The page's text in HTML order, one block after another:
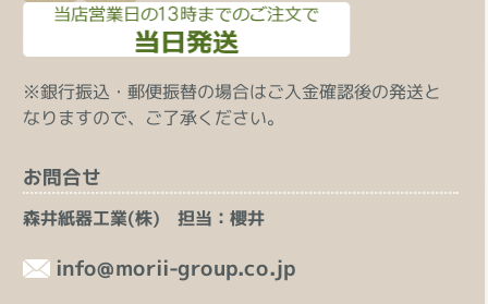
※銀行振込・郵便振替の場合はご入金確認後の発送と
なりますので、ご了承ください。
お問合せ
森井紙器工業(株) 担当：櫻井
info@morii-group.co.jp